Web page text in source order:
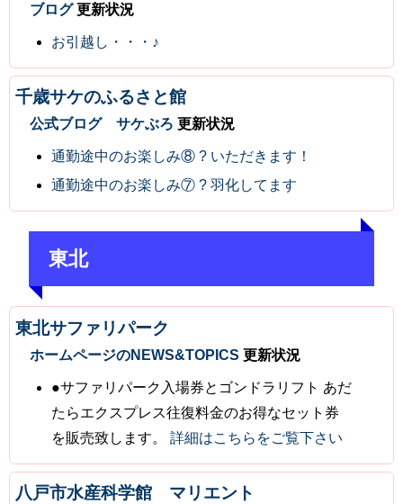
ブログ更新状況
お引越し・・・♪
千歳サケのふるさと館
公式ブログ サケぶろ 更新状況
通勤途中のお楽しみ⑧ ? いただきます！
通勤途中のお楽しみ⑦ ? 羽化してます
東北
東北サファリパーク
ホームページのNEWS&TOPICS 更新状況
●サファリパーク入場券とゴンドラリフト あだ
たらエクスプレス往復料金のお得なセット券
を販売致します。 詳細はこちらをご覧下さい
八戸市水産科学館 マリエント